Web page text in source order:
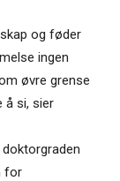
og føder
ingen
øvre grense
å si, sier
doktorgraden
for